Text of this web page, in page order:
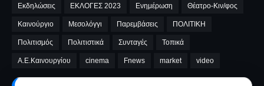
Εκδηλώσεις ΕΚΛΟΓΕΣ 2023 Ενημέρωση Θέατρο-Κιν/φος
Καινούργιο Μεσολόγγι Παρεμβάσεις ΠΟΛΙΤΙΚΗ
Πολιτισμός Πολιτιστικά Συνταγές Τοπικά
A.E.Καινουργίου cinema Fnews market video